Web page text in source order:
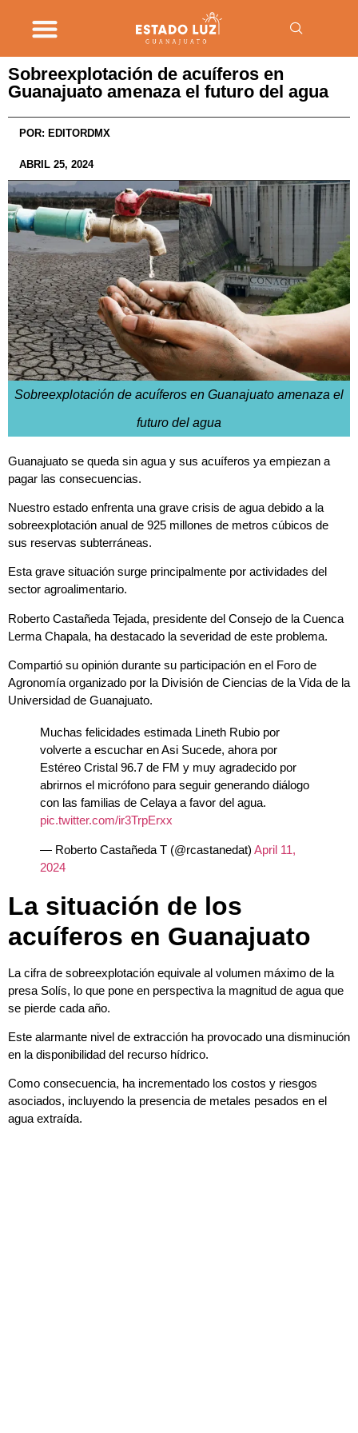
Sobreexplotación de acuíferos en
Guanajuato amenaza el futuro del agua
POR: EDITORDMX
ABRIL 25, 2024
Sobreexplotación de acuíferos en Guanajuato amenaza el
futuro del agua
Guanajuato se queda sin agua y sus acuíferos ya empiezan a
pagar las consecuencias.
Nuestro estado enfrenta una grave crisis de agua debido a la
sobreexplotación anual de 925 millones de metros cúbicos de
sus reservas subterráneas.
Esta grave situación surge principalmente por actividades del
sector agroalimentario.
Roberto Castañeda Tejada, presidente del Consejo de la Cuenca
Lerma Chapala, ha destacado la severidad de este problema.
Compartió su opinión durante su participación en el Foro de
Agronomía organizado por la División de Ciencias de la Vida de la
Universidad de Guanajuato.
Muchas felicidades estimada Lineth Rubio por
volverte a escuchar en Asi Sucede, ahora por
Estéreo Cristal 96.7 de FM y muy agradecido por
abrirnos el micrófono para seguir generando diálogo
con las familias de Celaya a favor del agua.
pic.twitter.com/ir3TrpErxx
— Roberto Castañeda T (@rcastanedat) April 11,
2024
La situación de los
acuíferos en Guanajuato
La cifra de sobreexplotación equivale al volumen máximo de la
presa Solís, lo que pone en perspectiva la magnitud de agua que
se pierde cada año.
Este alarmante nivel de extracción ha provocado una disminución
en la disponibilidad del recurso hídrico.
Como consecuencia, ha incrementado los costos y riesgos
asociados, incluyendo la presencia de metales pesados en el
agua extraída.